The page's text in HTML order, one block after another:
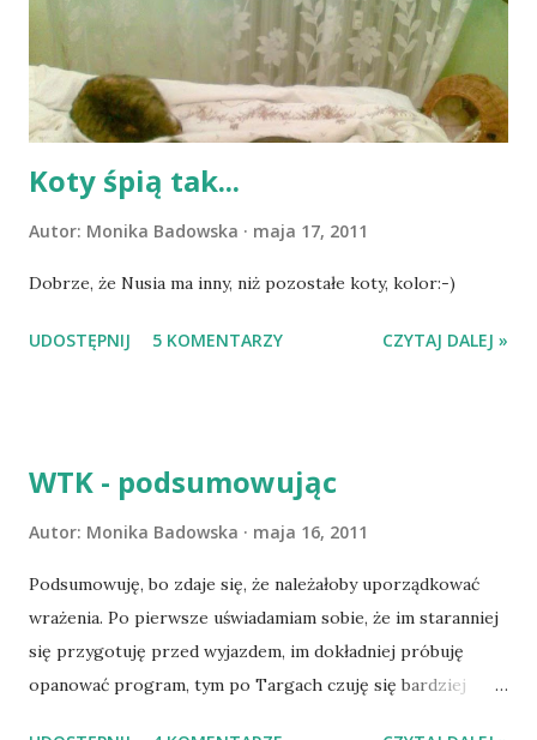
bardzo podobne). Rodzicom gwarantuję, że w trakcie
lektury na pewno nie będą się nudzić! Dzieci pokochają
Sobka za jego niesforność i iście ułańską fantazję. Ja sama
już tęsknię za Sobkiem i...
Koty śpią tak...
Autor: Monika Badowska maja 17, 2011
Dobrze, że Nusia ma inny, niż pozostałe koty, kolor:-)
UDOSTĘPNIJ 5 KOMENTARZY CZYTAJ DALEJ »
WTK - podsumowując
Autor: Monika Badowska maja 16, 2011
Podsumowuję, bo zdaje się, że należałoby uporządkować
wrażenia. Po pierwsze uświadamiam sobie, że im staranniej
się przygotuję przed wyjazdem, im dokładniej próbuję
opanować program, tym po Targach czuję się bardziej